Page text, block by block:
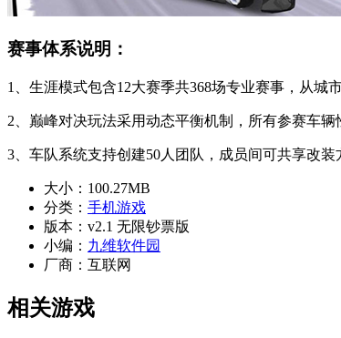
赛事体系说明：
1、生涯模式包含12大赛季共368场专业赛事，从城
2、巅峰对决玩法采用动态平衡机制，所有参赛车
3、车队系统支持创建50人团队，成员间可共享改
大小： 100.27MB
分类： 手机游戏
版本： v2.1 无限钞票版
小编： 九维软件园
厂商： 互联网
相关游戏